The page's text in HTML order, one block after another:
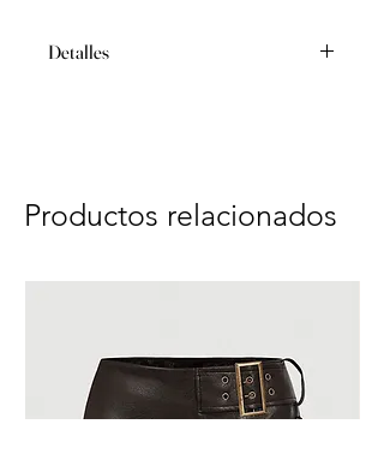
Detalles
Productos relacionados